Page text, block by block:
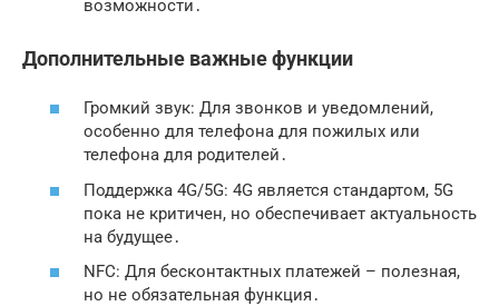
возможности․
Дополнительные важные функции
Громкий звук: Для звонков и уведомлений,
особенно для телефона для пожилых или
телефона для родителей ․
Поддержка 4G/5G: 4G является стандартом, 5G
пока не критичен, но обеспечивает актуальность
на будущее․
NFC: Для бесконтактных платежей – полезная,
но не обязательная функция․